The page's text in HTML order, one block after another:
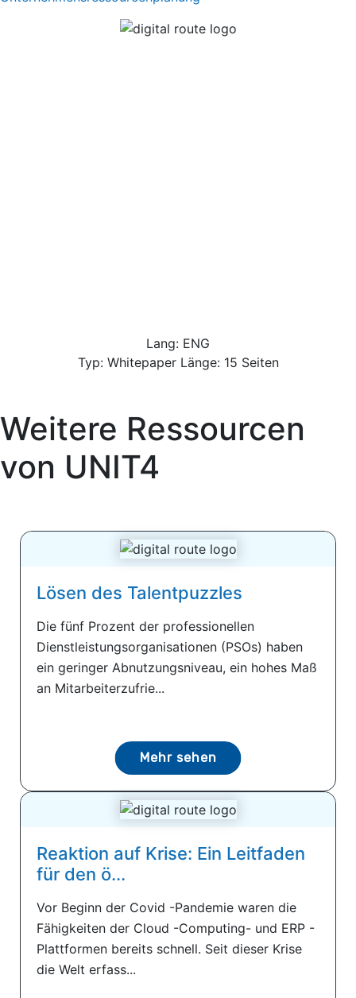
Lang: ENG
Typ: Whitepaper Länge: 15 Seiten
Weitere Ressourcen
von UNIT4
Lösen des Talentpuzzles
Die fünf Prozent der professionellen
Dienstleistungsorganisationen (PSOs) haben
ein geringer Abnutzungsniveau, ein hohes Maß
an Mitarbeiterzufrie...
Mehr sehen
Reaktion auf Krise: Ein Leitfaden
für den ö...
Vor Beginn der Covid -Pandemie waren die
Fähigkeiten der Cloud -Computing- und ERP -
Plattformen bereits schnell. Seit dieser Krise
die Welt erfass...